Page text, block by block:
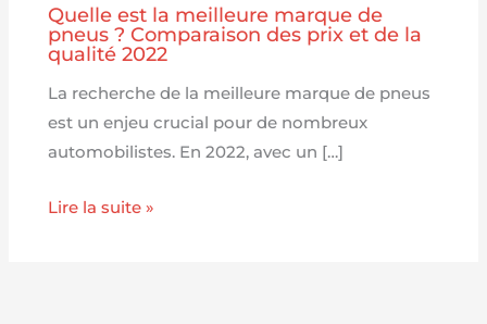
Quelle est la meilleure marque de
pneus ? Comparaison des prix et de la
qualité 2022
La recherche de la meilleure marque de pneus
est un enjeu crucial pour de nombreux
automobilistes. En 2022, avec un […]
Lire la suite »